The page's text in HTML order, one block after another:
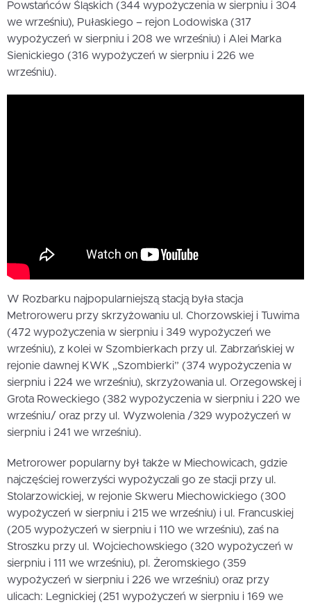
Powstańców Śląskich (344 wypożyczenia w sierpniu i 304
we wrześniu), Pułaskiego – rejon Lodowiska (317
wypożyczeń w sierpniu i 208 we wrześniu) i Alei Marka
Sienickiego (316 wypożyczeń w sierpniu i 226 we
wrześniu).
W Rozbarku najpopularniejszą stacją była stacja
Metroroweru przy skrzyżowaniu ul. Chorzowskiej i Tuwima
(472 wypożyczenia w sierpniu i 349 wypożyczeń we
wrześniu), z kolei w Szombierkach przy ul. Zabrzańskiej w
rejonie dawnej KWK „Szombierki” (374 wypożyczenia w
sierpniu i 224 we wrześniu), skrzyżowania ul. Orzegowskej i
Grota Roweckiego (382 wypożyczenia w sierpniu i 220 we
wrześniu/ oraz przy ul. Wyzwolenia /329 wypożyczeń w
sierpniu i 241 we wrześniu).
Metrorower popularny był także w Miechowicach, gdzie
najczęściej rowerzyści wypożyczali go ze stacji przy ul.
Stolarzowickiej, w rejonie Skweru Miechowickiego (300
wypożyczeń w sierpniu i 215 we wrześniu) i ul. Francuskiej
(205 wypożyczeń w sierpniu i 110 we wrześniu), zaś na
Stroszku przy ul. Wojciechowskiego (320 wypożyczeń w
sierpniu i 111 we wrześniu), pl. Żeromskiego (359
wypożyczeń w sierpniu i 226 we wrześniu) oraz przy
ulicach: Legnickiej (251 wypożyczeń w sierpniu i 169 we